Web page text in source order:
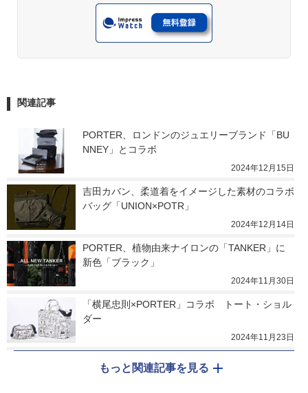
関連記事
PORTER、ロンドンのジュエリーブランド「BU
NNEY」とコラボ
2024年12月15日
吉田カバン、柔道着をイメージした素材のコラボ
バッグ「UNION×POTR」
2024年12月14日
PORTER、植物由来ナイロンの「TANKER」に
新色「ブラック」
2024年11月30日
「横尾忠則×PORTER」コラボ　トート・ショル
ダー
2024年11月23日
もっと関連記事を見る